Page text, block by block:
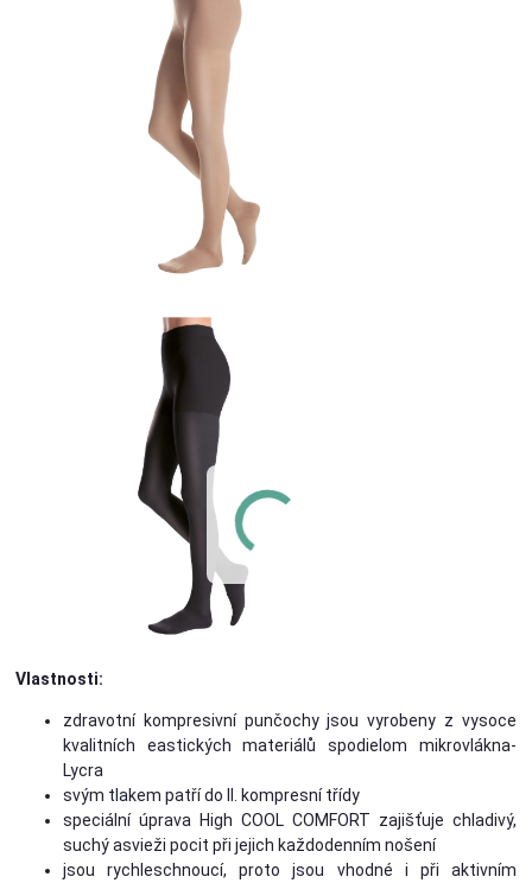
Vlastnosti:
zdravotní kompresivní punčochy jsou vyrobeny z vysoce
kvalitních eastických materiálů spodielom mikrovlákna-
Lycra
svým tlakem patří do II. kompresní třídy
speciální úprava High COOL COMFORT zajišťuje chladivý,
suchý asvieži pocit při jejich každodenním nošení
jsou rychleschnoucí, proto jsou vhodné i při aktivním